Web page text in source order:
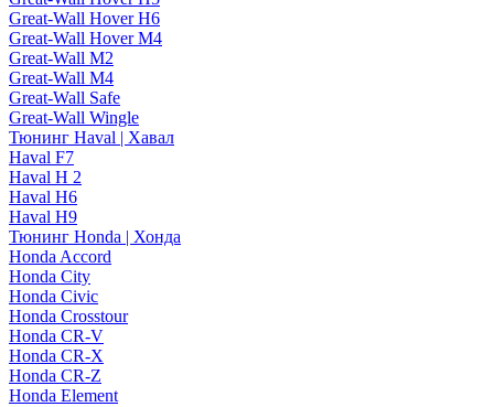
Great-Wall Hover H6
Great-Wall Hover M4
Great-Wall M2
Great-Wall M4
Great-Wall Safe
Great-Wall Wingle
Тюнинг Haval | Хавал
Haval F7
Haval H 2
Haval H6
Haval H9
Тюнинг Honda | Хонда
Honda Accord
Honda City
Honda Civic
Honda Crosstour
Honda CR-V
Honda CR-X
Honda CR-Z
Honda Element